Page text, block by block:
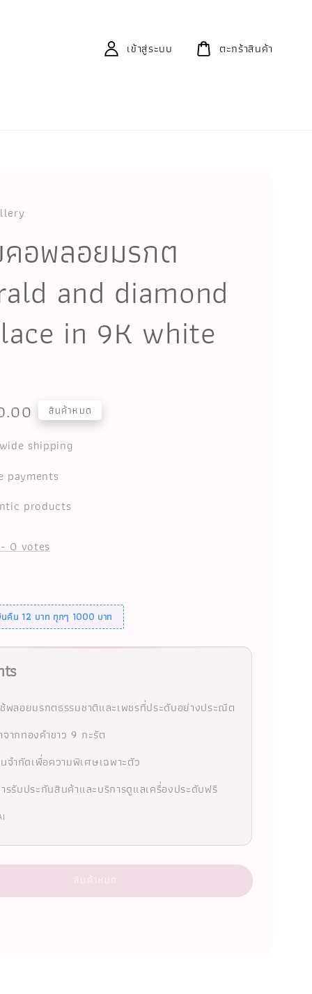
เข้าสู่ระบบ ตะกร้าสินค้า
อพลอยมรกต
and diamond
in 9K white
สินค้าหมด
shipping
payments
products
0votes
คืน 12 บาท ทุกๆ 1000 บาท
พลอยมรกตธรรมชาติและเพชรที่ประดับอย่างประณีต
จากทองคำขาว 9 กะรัต
จำกัดเพื่อความพิเศษเฉพาะตัว
รรับประกันสินค้าและบริการดูแลเครื่องประดับฟรี
สินค้าหมด